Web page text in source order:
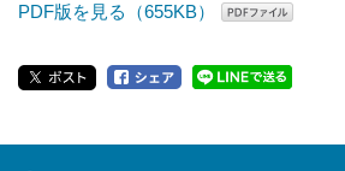
PDF版を見る（655KB）